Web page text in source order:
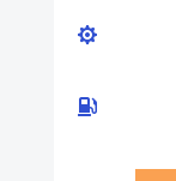

